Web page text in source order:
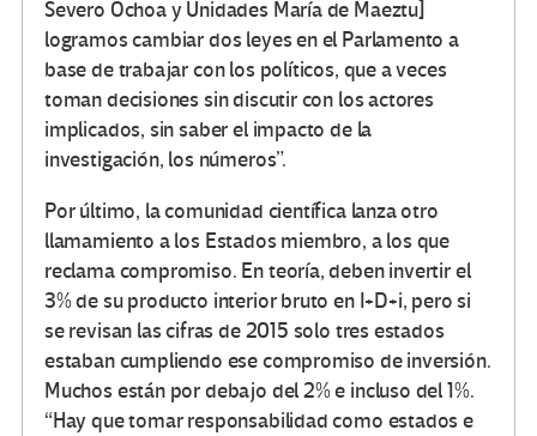
Severo Ochoa y Unidades María de Maeztu]
logramos cambiar dos leyes en el Parlamento a
base de trabajar con los políticos, que a veces
toman decisiones sin discutir con los actores
implicados, sin saber el impacto de la
investigación, los números”.
Por último, la comunidad científica lanza otro
llamamiento a los Estados miembro, a los que
reclama compromiso. En teoría, deben invertir el
3% de su producto interior bruto en I+D+i, pero si
se revisan las cifras de 2015 solo tres estados
estaban cumpliendo ese compromiso de inversión.
Muchos están por debajo del 2% e incluso del 1%.
“Hay que tomar responsabilidad como estados e